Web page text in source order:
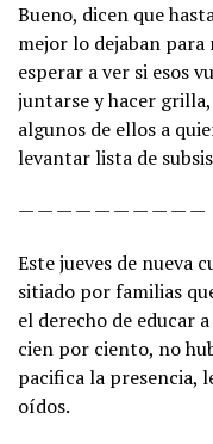
Bueno, dicen que
mejor lo dejaban para
esperar a ver si esos
juntarse y hacer grilla,
algunos de ellos a
levantar lista de
— — — — — — — — — —
Este jueves de nueva
sitiado por familias
el derecho de educar
cien por ciento, no
pacifica la presencia,
oídos.